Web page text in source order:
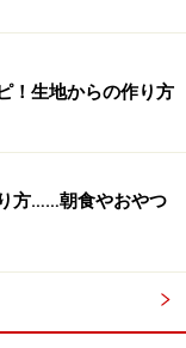
！生地からの作り方
方……朝食やおやつ